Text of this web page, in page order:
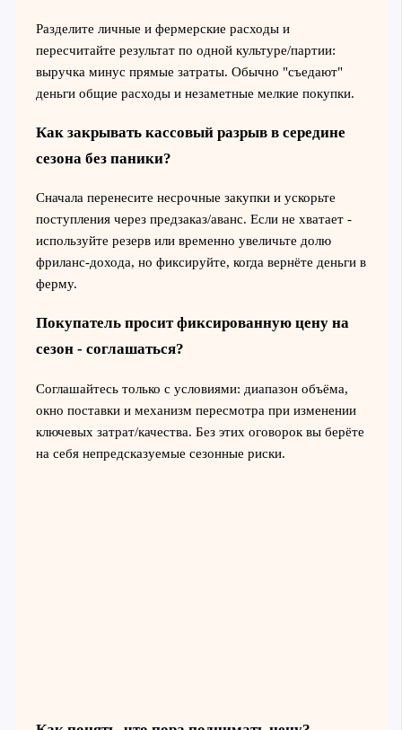
Разделите личные и фермерские расходы и
пересчитайте результат по одной культуре/партии:
выручка минус прямые затраты. Обычно "съедают"
деньги общие расходы и незаметные мелкие покупки.
Как закрывать кассовый разрыв в середине
сезона без паники?
Сначала перенесите несрочные закупки и ускорьте
поступления через предзаказ/аванс. Если не хватает -
используйте резерв или временно увеличьте долю
фриланс‑дохода, но фиксируйте, когда вернёте деньги в
ферму.
Покупатель просит фиксированную цену на
сезон - соглашаться?
Соглашайтесь только с условиями: диапазон объёма,
окно поставки и механизм пересмотра при изменении
ключевых затрат/качества. Без этих оговорок вы берёте
на себя непредсказуемые сезонные риски.